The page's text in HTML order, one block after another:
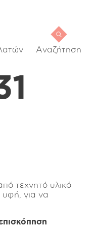
Αναζήτηση
τεχνητό υλικό
για να